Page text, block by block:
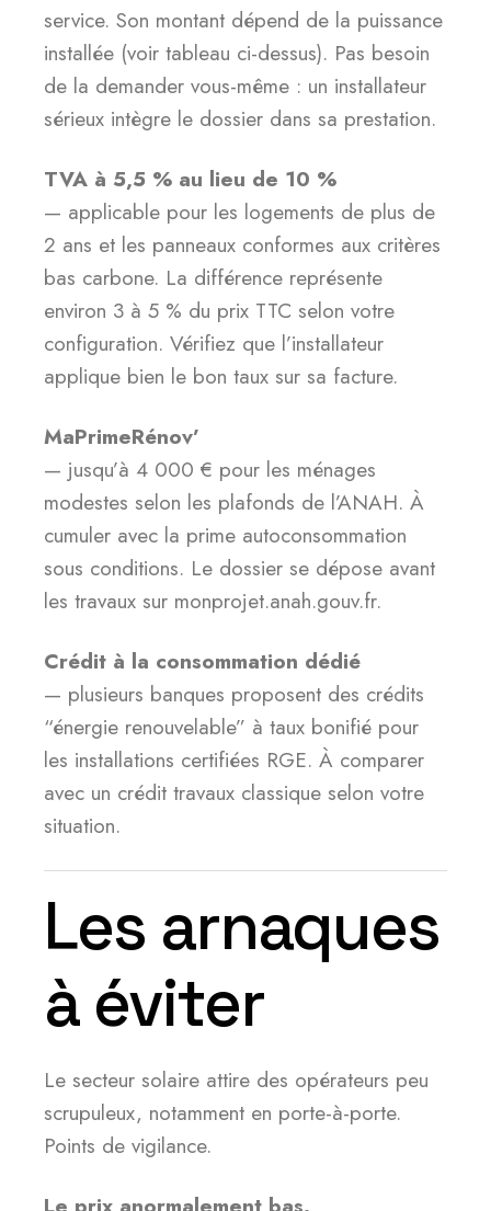
service. Son montant dépend de la puissance
installée (voir tableau ci-dessus). Pas besoin
de la demander vous-même : un installateur
sérieux intègre le dossier dans sa prestation.
TVA à 5,5 % au lieu de 10 %
— applicable pour les logements de plus de
2 ans et les panneaux conformes aux critères
bas carbone. La différence représente
environ 3 à 5 % du prix TTC selon votre
configuration. Vérifiez que l’installateur
applique bien le bon taux sur sa facture.
MaPrimeRénov’
— jusqu’à 4 000 € pour les ménages
modestes selon les plafonds de l’ANAH. À
cumuler avec la prime autoconsommation
sous conditions. Le dossier se dépose avant
les travaux sur monprojet.anah.gouv.fr.
Crédit à la consommation dédié
— plusieurs banques proposent des crédits
“énergie renouvelable” à taux bonifié pour
les installations certifiées RGE. À comparer
avec un crédit travaux classique selon votre
situation.
Les arnaques
à éviter
Le secteur solaire attire des opérateurs peu
scrupuleux, notamment en porte-à-porte.
Points de vigilance.